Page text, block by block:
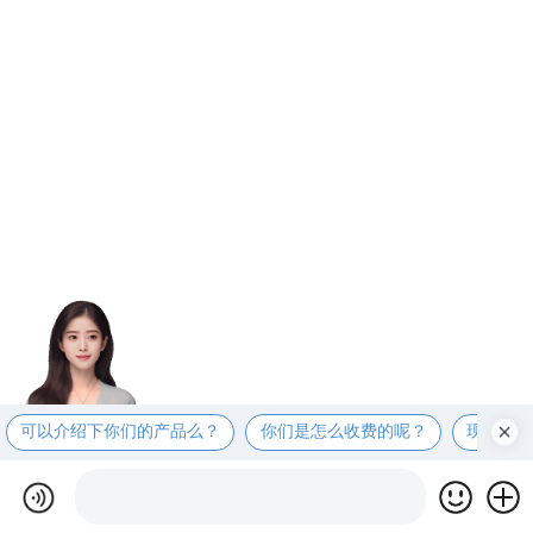
可以介绍下你们的产品么？ 你们是怎么收费的呢？ 现在有